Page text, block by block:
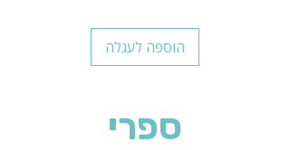
הוספה לעגלה
ספרי